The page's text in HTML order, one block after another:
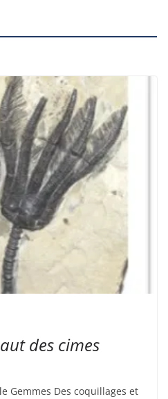
des cimes
Gemmes Des coquillages et